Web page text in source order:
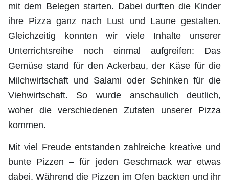
mit dem Belegen starten. Dabei durften die Kinder
ihre Pizza ganz nach Lust und Laune gestalten.
Gleichzeitig konnten wir viele Inhalte unserer
Unterrichtsreihe noch einmal aufgreifen: Das
Gemüse stand für den Ackerbau, der Käse für die
Milchwirtschaft und Salami oder Schinken für die
Viehwirtschaft. So wurde anschaulich deutlich,
woher die verschiedenen Zutaten unserer Pizza
kommen.
Mit viel Freude entstanden zahlreiche kreative und
bunte Pizzen – für jeden Geschmack war etwas
dabei. Während die Pizzen im Ofen backten und ihr